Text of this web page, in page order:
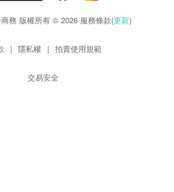
務 版權所有 © 2026 服務條款(更新)
| 隱私權 | 拍賣使用規範
交易安全